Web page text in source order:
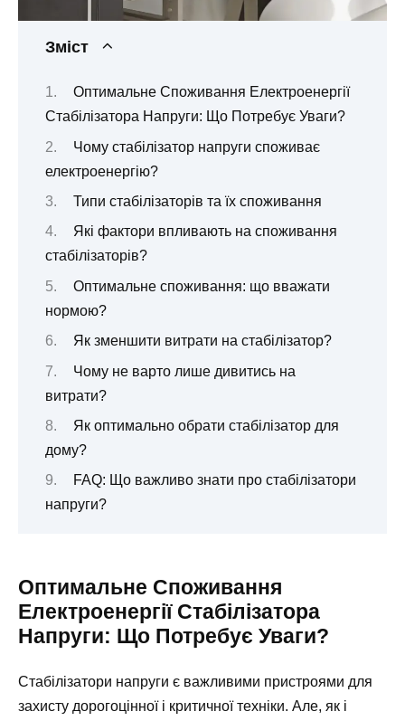
Зміст
Оптимальне Споживання Електроенергії
Стабілізатора Напруги: Що Потребує Уваги?
Чому стабілізатор напруги споживає
електроенергію?
Типи стабілізаторів та їх споживання
Які фактори впливають на споживання
стабілізаторів?
Оптимальне споживання: що вважати
нормою?
Як зменшити витрати на стабілізатор?
Чому не варто лише дивитись на
витрати?
Як оптимально обрати стабілізатор для
дому?
FAQ: Що важливо знати про стабілізатори
напруги?
Оптимальне Споживання
Електроенергії Стабілізатора
Напруги: Що Потребує Уваги?
Стабілізатори напруги є важливими пристроями для
захисту дорогоцінної і критичної техніки. Але, як і